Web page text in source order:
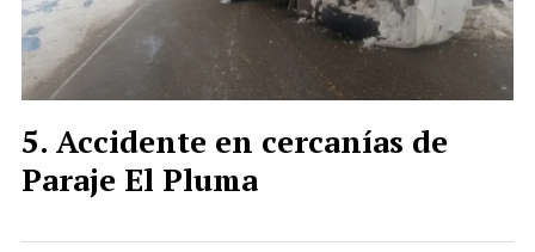
Accidente en cercanías de
Paraje El Pluma